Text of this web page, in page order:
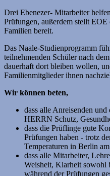
Drei Ebenezer- Mitarbeiter
Prüfungen, außerdem stellt
Familien bereit.
Das Naale-Studienprogramm
teilnehmenden Schüler nach
dauerhaft dort bleiben wollen,
Familienmitglieder ihnen
Wir können beten,
dass alle Anreisenden
HERRN Schutz,
dass die Prüflinge gute
Prüfungen haben - trotz
Temperaturen in Berlin
dass alle Mitarbeiter,
Weisheit, Klarheit sowohl
während der Prüfungen